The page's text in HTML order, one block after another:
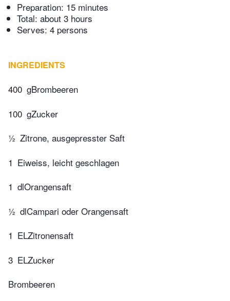
Preparation: 15 minutes
Total: about 3 hours
Serves: 4 persons
INGREDIENTS
400 gBrombeeren
100 gZucker
½ Zitrone, ausgepresster Saft
1 Eiweiss, leicht geschlagen
1 dlOrangensaft
½ dlCampari oder Orangensaft
1 ELZitronensaft
3 ELZucker
Brombeeren